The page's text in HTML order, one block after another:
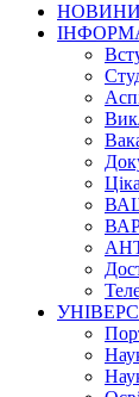
НОВИНИ